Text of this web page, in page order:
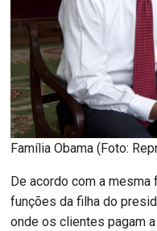
Família Obama (Foto:
De acordo com a
funções da filha do
onde os clientes pagam